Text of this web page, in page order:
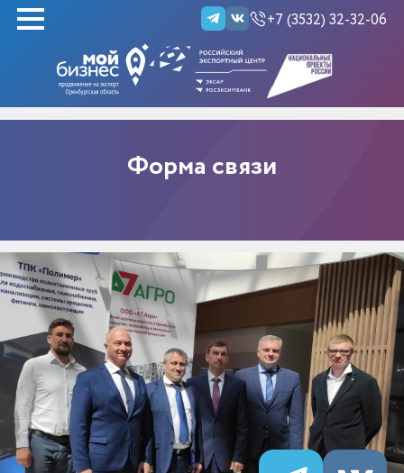
+7 (3532) 32-32-06
Форма связи